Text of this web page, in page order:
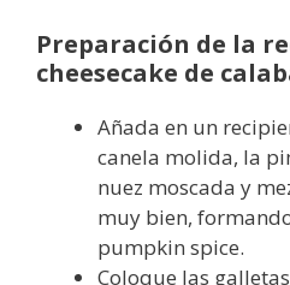
Preparación de la
cheesecake de
Añada en un
canela molida, la
nuez moscada y
muy bien,
pumpkin spice.
Coloque las